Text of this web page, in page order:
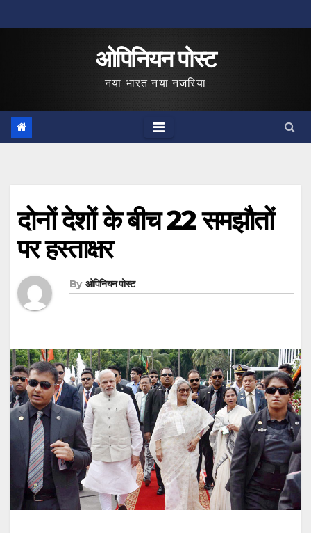
to
ओपिनियन पोस्ट
नया भारत नया नजरिया
दोनों देशों के बीच 22 समझौतों
पर हस्ताक्षर
By ओपिनियन पोस्ट